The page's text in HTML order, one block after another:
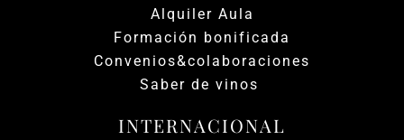
Alquiler Aula
Formación bonificada
Convenios&colaboraciones
Saber de vinos
INTERNACIONAL